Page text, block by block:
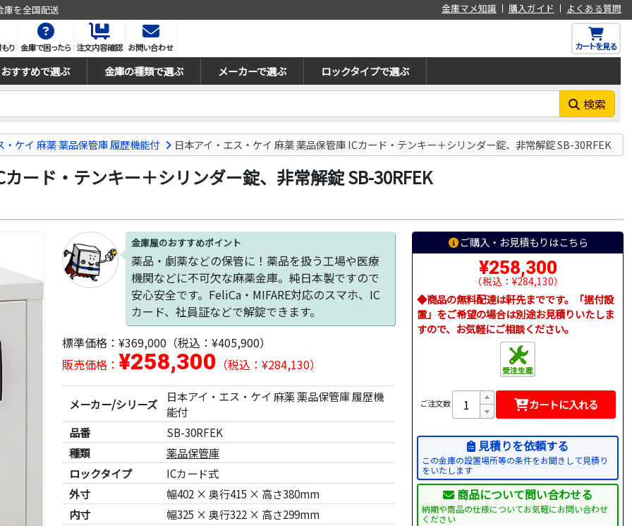
庫を全国配送 金庫マメ知識 購入ガイド よくある質問
り 金庫で困ったら 注文内容確認 お問い合わせ カートを見る
おすすめで選ぶ 金庫の種類で選ぶ メーカーで選ぶ ロックタイプで選ぶ
検索
・ケイ 麻薬 薬品保管庫 履歴機能付 日本アイ・エス・ケイ 麻薬 薬品保管庫 ICカード・テンキー＋シリンダー錠、非常解錠 SB-30RFEK
ード・テンキー＋シリンダー錠、非常解錠 SB-30RFEK
金庫屋のおすすめポイント
薬品・劇薬などの保管に！薬品を扱う工場や医療
機関などに不可欠な麻薬金庫。純日本製ですので
安心安全です。FeliCa・MIFARE対応のスマホ、IC
カード、社員証などで解錠できます。
標準価格： ¥369,000 （税込：¥405,900）
販売価格： ¥258,300 （税込：¥284,130）
メーカー/シリーズ
日本アイ・エス・ケイ 麻薬 薬品保管庫 履歴機
能付
品番
SB-30RFEK
種類
薬品保管庫
ロックタイプ
ICカード式
外寸
幅402 × 奥行415 × 高さ380mm
内寸
幅325 × 奥行322 × 高さ299mm
ご購入・お見積もりはこちら
¥258,300
（税込：¥284,130）
◆商品の無料配達は軒先までです。「据付設
置」をご希望の場合は別途お見積りいたしま
すので、お気軽にご相談ください。
ご注文数 カートに入れる
見積りを依頼する
この金庫の設置場所等の条件をお聞きして見積り
をいたします
商品について問い合わせる
納期や商品の仕様についてお気軽にお問い合わせ
ください